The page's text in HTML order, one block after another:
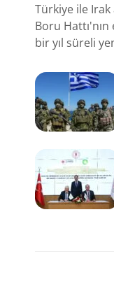
Türkiye ile
Boru Hattı'nın
bir yıl süreli